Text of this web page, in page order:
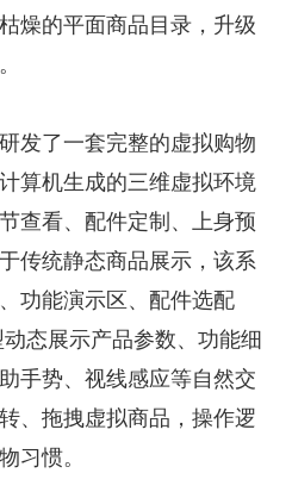
燥的平面商品目录，升级
发了一套完整的虚拟购物
算机生成的三维虚拟环境
查看、配件定制、上身预
传统静态商品展示，该系
功能演示区、配件选配
态展示产品参数、功能细
手势、视线感应等自然交
、拖拽虚拟商品，操作逻
习惯。